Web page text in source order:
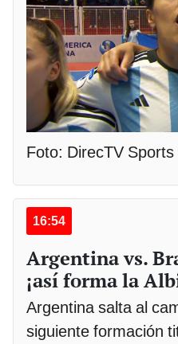
Foto: DirecTV Sports
16:54
Argentina vs.
¡así forma la
Argentina salta al
siguiente formación